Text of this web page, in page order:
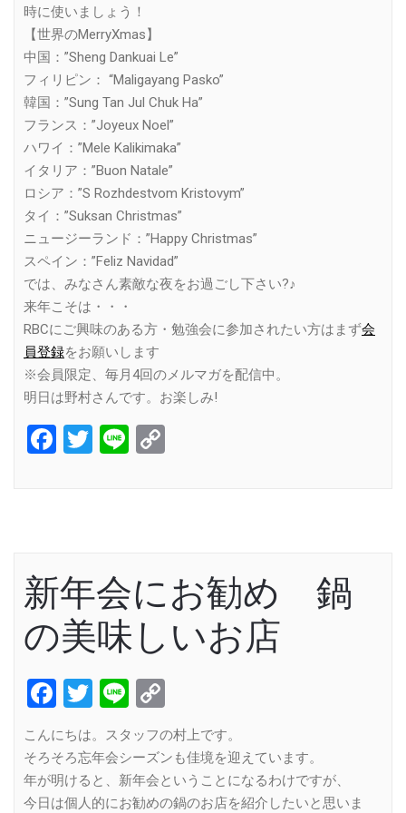
時に使いましょう！
【世界のMerryXmas】
中国：”Sheng Dankuai Le”
フィリピン： “Maligayang Pasko”
韓国：”Sung Tan Jul Chuk Ha”
フランス：”Joyeux Noel”
ハワイ：”Mele Kalikimaka”
イタリア：”Buon Natale”
ロシア：”S Rozhdestvom Kristovym”
タイ：”Suksan Christmas”
ニュージーランド：”Happy Christmas”
スペイン：”Feliz Navidad”
では、みなさん素敵な夜をお過ごし下さい?♪
来年こそは・・・
RBCにご興味のある方・勉強会に参加されたい方はまず会
員登録をお願いします
※会員限定、毎月4回のメルマガを配信中。
明日は野村さんです。お楽しみ!
Facebook
Twitter
Line
新年会にお勧め 鍋
の美味しいお店
Facebook
Twitter
Line
Link
こんにちは。スタッフの村上です。
そろそろ忘年会シーズンも佳境を迎えています。
年が明けると、新年会ということになるわけですが、
今日は個人的にお勧めの鍋のお店を紹介したいと思いま